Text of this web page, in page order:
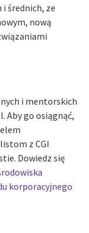
i średnich, ze
nową
i mentorskich
Aby go osiągnąć,
z CGI
Dowiedz się
korporacyjnego